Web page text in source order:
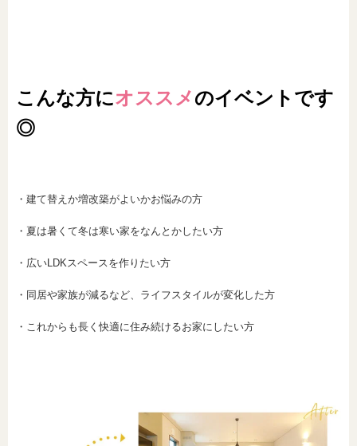
こんな方にオススメのイベントです
◎
・建て替えか増改築がよいかお悩みの方
・夏は暑くて冬は寒い家をなんとかしたい方
・広いLDKスペースを作りたい方
・同居や家族が減るなど、ライフスタイルが変化した方
・これからも長く快適に住み続けるお家にしたい方